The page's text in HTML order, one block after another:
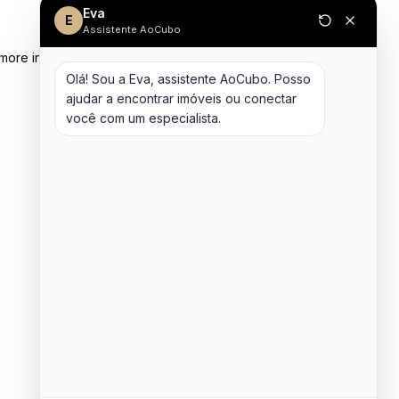
information)
E Eva
Assistente AoCubo
Olá! Sou a Eva, assistente AoCubo. Posso
ajudar a encontrar imóveis ou conectar
você com um especialista.